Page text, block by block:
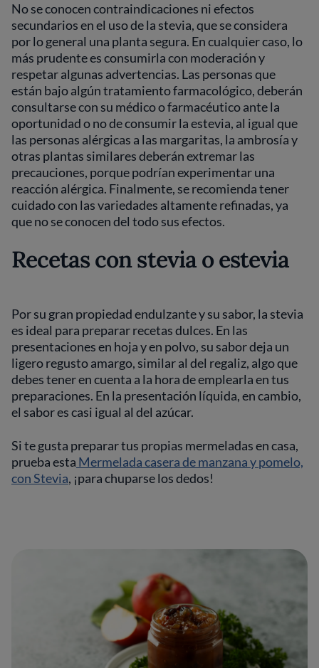
No se conocen contraindicaciones ni efectos
secundarios en el uso de la stevia, que se considera
por lo general una planta segura. En cualquier caso, lo
más prudente es consumirla con moderación y
respetar algunas advertencias. Las personas que
están bajo algún tratamiento farmacológico, deberán
consultarse con su médico o farmacéutico ante la
oportunidad o no de consumir la estevia, al igual que
las personas alérgicas a las margaritas, la ambrosía y
otras plantas similares deberán extremar las
precauciones, porque podrían experimentar una
reacción alérgica. Finalmente, se recomienda tener
cuidado con las variedades altamente refinadas, ya
que no se conocen del todo sus efectos.
Recetas con stevia o estevia
Por su gran propiedad endulzante y su sabor, la stevia
es ideal para preparar recetas dulces. En las
presentaciones en hoja y en polvo, su sabor deja un
ligero regusto amargo, similar al del regaliz, algo que
debes tener en cuenta a la hora de emplearla en tus
preparaciones. En la presentación líquida, en cambio,
el sabor es casi igual al del azúcar.
Si te gusta preparar tus propias mermeladas en casa,
prueba esta Mermelada casera de manzana y pomelo,
con Stevia, ¡para chuparse los dedos!